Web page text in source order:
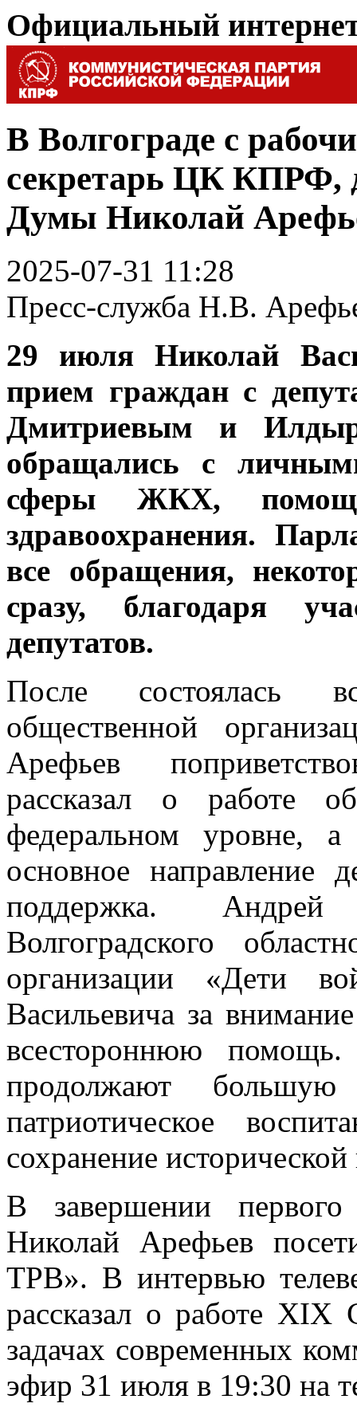
Официальный
В Волгограде с
секретарь ЦК КПРФ,
Думы Николай
2025-07-31 11:28
Пресс-служба Н.В.
29 июля Николай
прием граждан с
Дмитриевым и
обращались с
сферы ЖКХ,
здравоохранения.
все обращения,
сразу, благодаря
депутатов.
После состоялась
общественной
Арефьев
рассказал о работе
федеральном уровне,
основное направление
поддержка. Андрей
Волгоградского
организации «Дети
Васильевича за
всестороннюю помощь.
продолжают
патриотическое
сохранение
В завершении первого
Николай Арефьев
ТРВ». В интервью
рассказал о работе
задачах современных
эфир 31 июля в 19:30 на